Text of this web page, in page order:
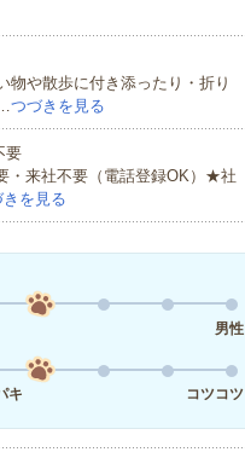
や散歩に付き添ったり・折り
つづきを見る
要
・来社不要（電話登録OK）★社
きを見る
男性
キ
コツコツ